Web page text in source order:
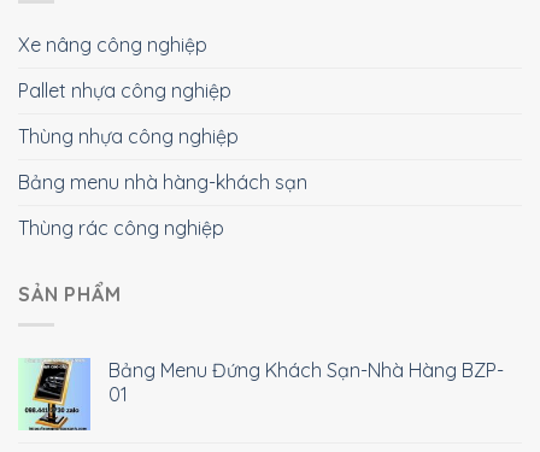
Xe nâng công nghiệp
Pallet nhựa công nghiệp
Thùng nhựa công nghiệp
Bảng menu nhà hàng-khách sạn
Thùng rác công nghiệp
SẢN PHẨM
Bảng Menu Đứng Khách Sạn-Nhà Hàng BZP-
01